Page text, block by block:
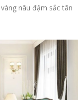
nâu đậm sắc tân